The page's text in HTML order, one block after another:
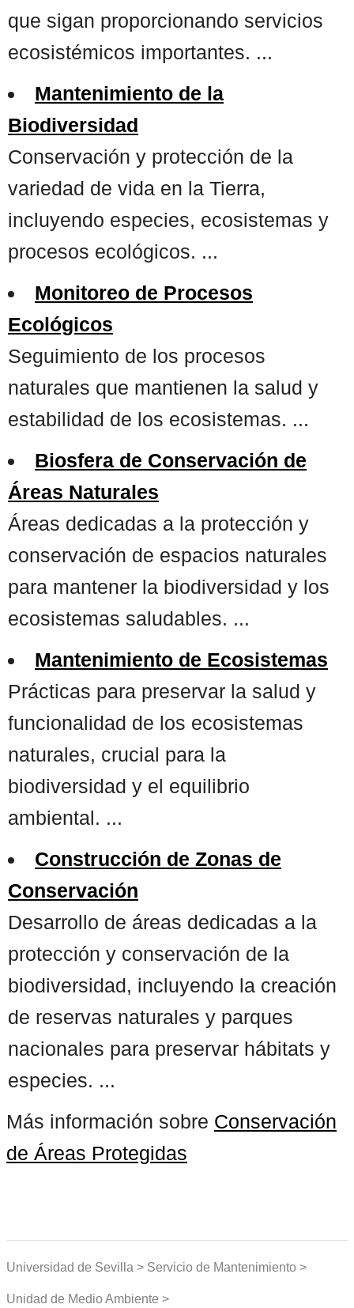
que sigan proporcionando servicios
ecosistémicos importantes. ...
Mantenimiento de la
Biodiversidad
Conservación y protección de la
variedad de vida en la Tierra,
incluyendo especies, ecosistemas y
procesos ecológicos. ...
Monitoreo de Procesos
Ecológicos
Seguimiento de los procesos
naturales que mantienen la salud y
estabilidad de los ecosistemas. ...
Biosfera de Conservación de
Áreas Naturales
Áreas dedicadas a la protección y
conservación de espacios naturales
para mantener la biodiversidad y los
ecosistemas saludables. ...
Mantenimiento de Ecosistemas
Prácticas para preservar la salud y
funcionalidad de los ecosistemas
naturales, crucial para la
biodiversidad y el equilibrio
ambiental. ...
Construcción de Zonas de
Conservación
Desarrollo de áreas dedicadas a la
protección y conservación de la
biodiversidad, incluyendo la creación
de reservas naturales y parques
nacionales para preservar hábitats y
especies. ...
Más información sobre Conservación
de Áreas Protegidas
Universidad de Sevilla > Servicio de Mantenimiento >
Unidad de Medio Ambiente >